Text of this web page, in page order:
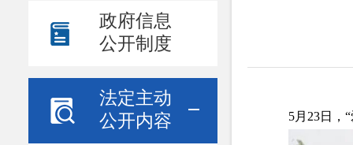
政府信息
公开制度
法定主动
公开内容
5月23日，